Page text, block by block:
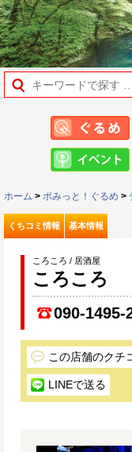
ホーム > ポみっと！ぐるめ >
くちコミ情報 基本情報
ころころ / 居酒屋
ころころ
090-1495-
この店舗のクチ
LINEで送る